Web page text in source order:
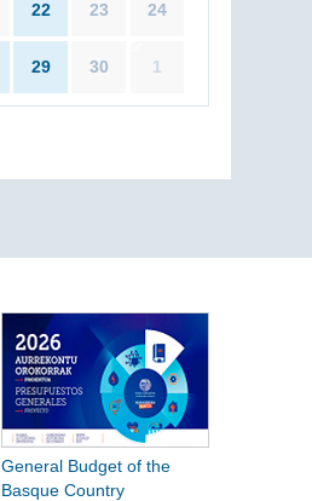
22 23 24
29 30 1
General Budget of the
Basque Country